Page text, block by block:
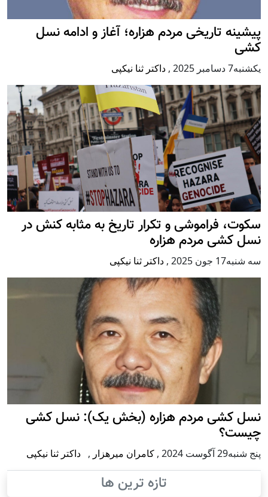
پيشينه تاريخی مردم هزاره؛ آغاز و ادامه نسل
کشی
يكشنبه7 دسامبر 2025 , داکتر ثنا نیکپی
سکوت، فراموشی و تکرار تاريخ به مثابه کنش در
نسل کشی مردم هزاره
سه شنبه17 جون 2025 , داکتر ثنا نیکپی
نسل کشی مردم هزاره (بخش یک): نسل کشی
چیست؟
پنج شنبه29 آگوست 2024 , کامران میرهزار , داکتر ثنا نیکپی
تازه ترین ها